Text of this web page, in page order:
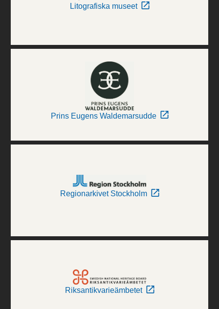
Litografiska museet
Prins Eugens Waldemarsudde
Regionarkivet Stockholm
Riksantikvarieämbetet